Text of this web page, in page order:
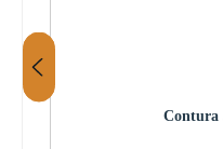
Contura